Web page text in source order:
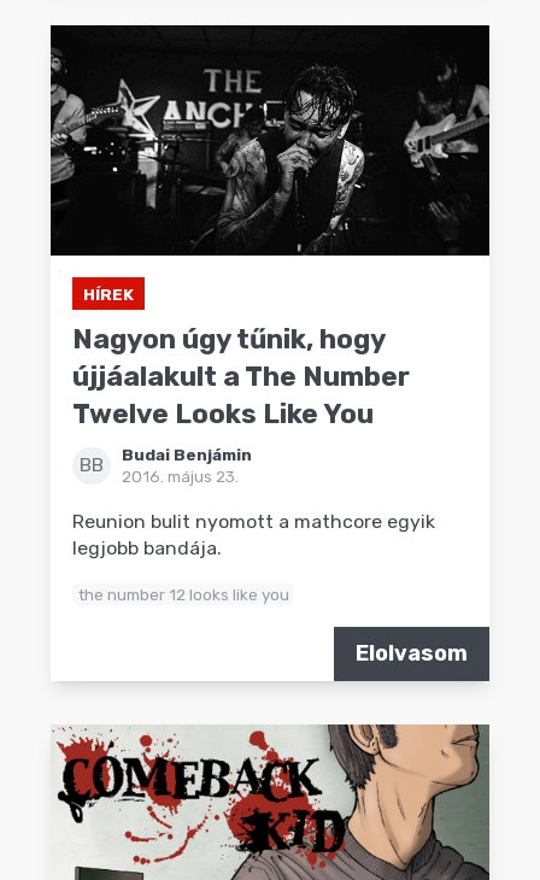
HÍREK
Nagyon úgy tűnik, hogy
újjáalakult a The Number
Twelve Looks Like You
BB
Budai Benjámin
2016. május 23.
Reunion bulit nyomott a mathcore egyik
legjobb bandája.
the number 12 looks like you
Elolvasom